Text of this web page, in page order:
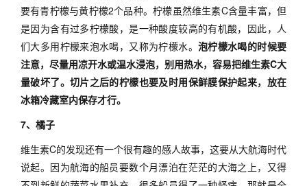
要有青柠檬与黄柠檬2个品种。柠檬虽然维生素C含量丰富，但
是因为含有过多柠檬酸，是一种酸度较高的有机酸，因此，人
们大多用柠檬来泡水喝，又称为柠檬水。 泡柠檬水喝的时候要
注意，尽量用凉开水或温水浸泡，别用热水，容易把维生素C大
量破坏了。切片之后的柠檬也要及时用保鲜膜保护起来，放在
冰箱冷藏室内保存才行。
7、橘子
维生素C的发现还有一个很有趣的感人故事，这要从大航海时代
说起。因为航海的船员要数个月漂泊在茫茫的大海之上，又得